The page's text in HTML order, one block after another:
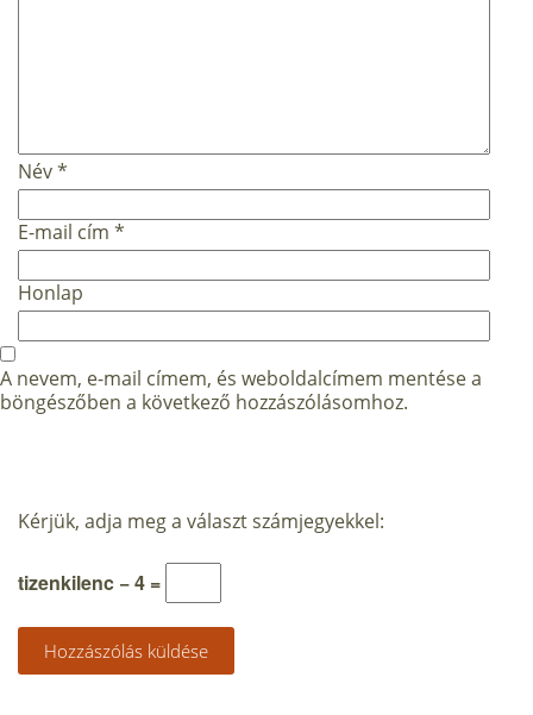
Név*
E-mail cím *
Honlap
A nevem, e-mail címem, és weboldalcímem mentése a
böngészőben a következő hozzászólásomhoz.
Kérjük, adja meg a választ számjegyekkel:
tizenkilenc − 4 =